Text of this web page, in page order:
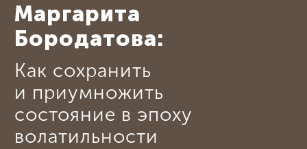
Как сохранить
и приумножить
состояние в эпоху
волатильности
Маргарита
Бородатова: